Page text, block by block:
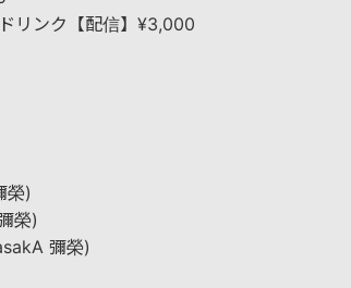
リンク【配信】¥3,000
榮)
榮)
彌榮)